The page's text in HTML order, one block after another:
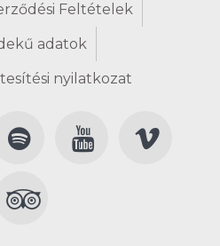
Feltételek
adatok
nyilatkozat